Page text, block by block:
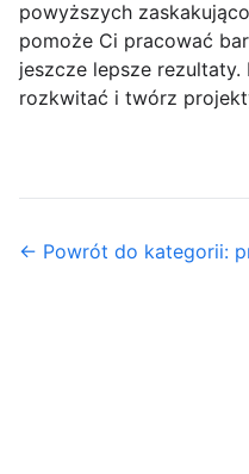
powyższych
pomoże Ci pracować
jeszcze lepsze
rozkwitać i twórz
← Powrót do kategorii: